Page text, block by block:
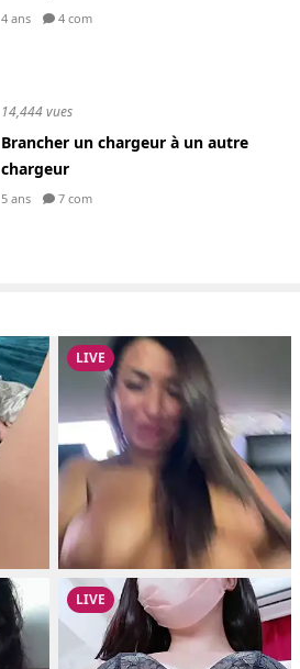
4 ans 4 com
14,444 vues
Brancher un chargeur à un autre
chargeur
5 ans 7 com